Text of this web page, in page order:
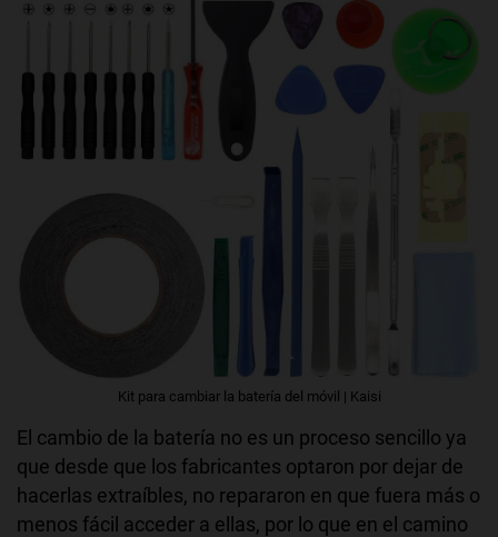
Kit para cambiar la batería del móvil | Kaisi
El cambio de la batería no es un proceso sencillo ya
que desde que los fabricantes optaron por dejar de
hacerlas extraíbles, no repararon en que fuera más o
menos fácil acceder a ellas, por lo que en el camino